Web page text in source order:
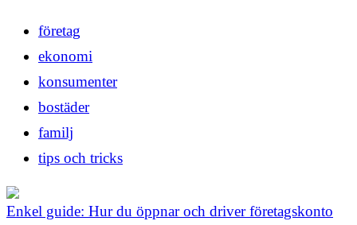
företag
ekonomi
konsumenter
bostäder
familj
tips och tricks
Enkel guide: Hur du öppnar och driver företagskonto